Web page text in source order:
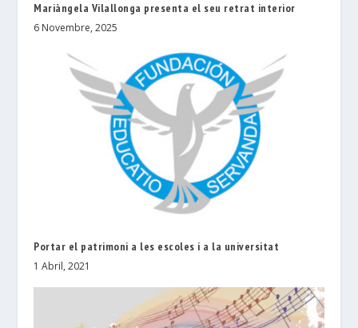
Mariàngela Vilallonga presenta el seu retrat interior
6 Novembre, 2025
Portar el patrimoni a les escoles i a la universitat
1 Abril, 2021